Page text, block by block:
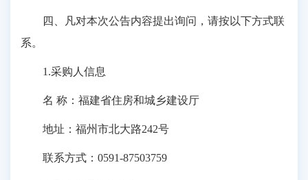
四、凡对本次公告内容提出询问，请按以下方式联
系。
1.采购人信息
名 称：福建省住房和城乡建设厅
地址：福州市北大路242号
联系方式：0591-87503759